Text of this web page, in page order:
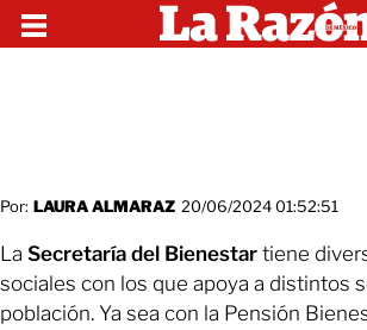
Por: LAURA ALMARAZ 20/06/2024 01:52:51
La Secretaría del Bienestar tiene
sociales con los que apoya a distintos
población. Ya sea con la Pensión